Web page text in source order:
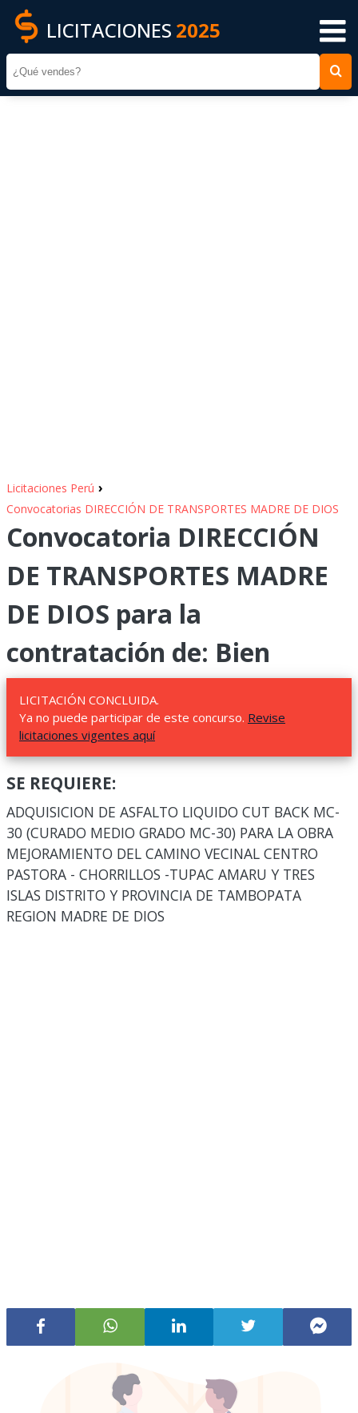
LICITACIONES 2025
Licitaciones Perú ›
Convocatorias DIRECCIÓN DE TRANSPORTES MADRE DE DIOS
Convocatoria DIRECCIÓN
DE TRANSPORTES MADRE
DE DIOS para la
contratación de: Bien
LICITACIÓN CONCLUIDA.
Ya no puede participar de este concurso. Revise
licitaciones vigentes aquí
SE REQUIERE:
ADQUISICION DE ASFALTO LIQUIDO CUT BACK MC-
30 (CURADO MEDIO GRADO MC-30) PARA LA OBRA
MEJORAMIENTO DEL CAMINO VECINAL CENTRO
PASTORA - CHORRILLOS -TUPAC AMARU Y TRES
ISLAS DISTRITO Y PROVINCIA DE TAMBOPATA
REGION MADRE DE DIOS